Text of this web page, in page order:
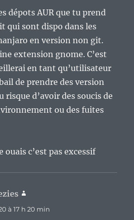
dépots AUR que tu prend
qui sont dispo dans les
en version non git.
extension gnome. C’est
en tant qu’utilisateur
de prendre des version
risque d’avoir des soucis de
ou des fuites
ouais c’est pas excessif
à 17 h 20 min